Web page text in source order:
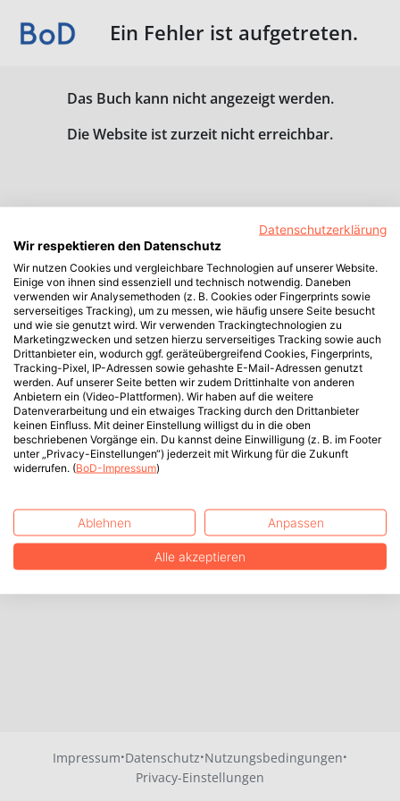
Ein Fehler ist aufgetreten.
Das Buch kann nicht angezeigt werden.
Die Website ist zurzeit nicht erreichbar.
Impressum·Datenschutz·Nutzungsbedingungen·
Privacy-Einstellungen
Datenschutzerklärung
Wir respektieren den Datenschutz
Wir nutzen Cookies und vergleichbare Technologien auf unserer Website.
Einige von ihnen sind essenziell und technisch notwendig. Daneben
verwenden wir Analysemethoden (z. B. Cookies oder Fingerprints sowie
serverseitiges Tracking), um zu messen, wie häufig unsere Seite besucht
und wie sie genutzt wird. Wir verwenden Trackingtechnologien zu
Marketingzwecken und setzen hierzu serverseitiges Tracking sowie auch
Drittanbieter ein, wodurch ggf. geräteübergreifend Cookies, Fingerprints,
Tracking-Pixel, IP-Adressen sowie gehashte E-Mail-Adressen genutzt
werden. Auf unserer Seite betten wir zudem Drittinhalte von anderen
Anbietern ein (Video-Plattformen). Wir haben auf die weitere
Datenverarbeitung und ein etwaiges Tracking durch den Drittanbieter
keinen Einfluss. Mit deiner Einstellung willigst du in die oben
beschriebenen Vorgänge ein. Du kannst deine Einwilligung (z. B. im Footer
unter „Privacy-Einstellungen“) jederzeit mit Wirkung für die Zukunft
widerrufen. (BoD-Impressum)
Ablehnen Anpassen
Alle akzeptieren